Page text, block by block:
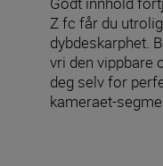
Z fc får du
dybdeskarphet.
vri den vippbare
deg selv for
kameraet-